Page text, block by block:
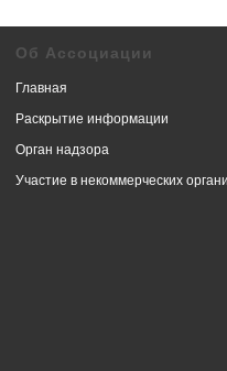
Об Ассоциации
Главная
Раскрытие информации
Орган надзора
Участие в некоммерческих